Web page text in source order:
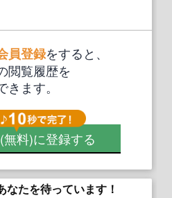
員登録をすると、
閲覧履歴を
きます。
(無料)に登録する
たを待っています！